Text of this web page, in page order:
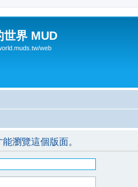
世界 MUD
web
瀏覽這個版面。